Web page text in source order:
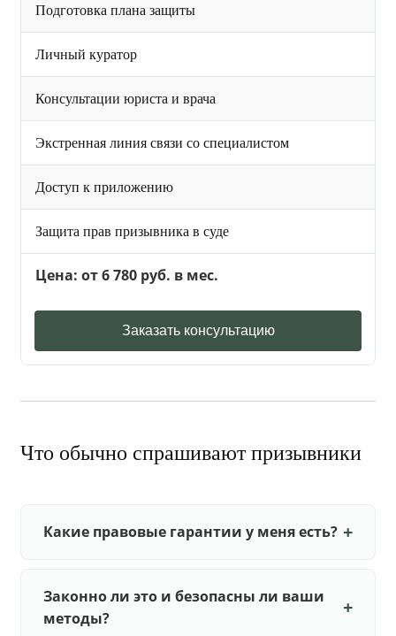
Подготовка плана защиты
Личный куратор
Консультации юриста и врача
Экстренная линия связи со специалистом
Доступ к приложению
Защита прав призывника в суде
Цена: от 6 780 руб. в мес.
Заказать консультацию
Что обычно спрашивают призывники
Какие правовые гарантии у меня есть?
Законно ли это и безопасны ли ваши
методы?